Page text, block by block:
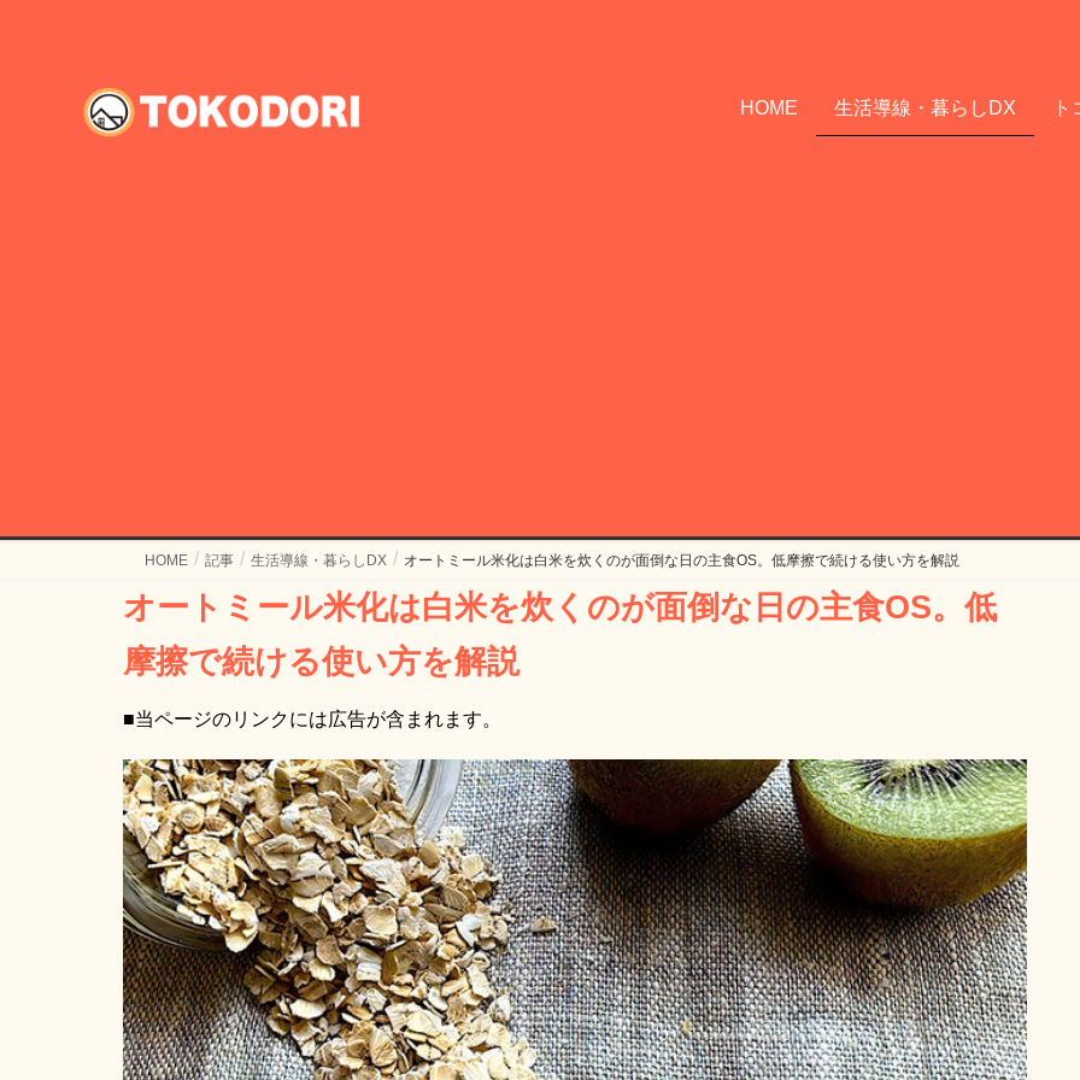
HOME 生活導線・暮らしDX
HOME 記事 生活導線・暮らしDX オートミール米化は白米を炊くのが面倒な日の主食OS。低摩擦で続ける使い方を解説
オートミール米化は白米を炊くのが面倒な日の主食OS。低
摩擦で続ける使い方を解説
■当ページのリンクには広告が含まれます。